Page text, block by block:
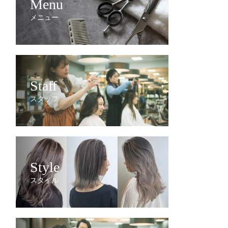
Menu
メニュー
Staff
スタッフ
Style
スタイル